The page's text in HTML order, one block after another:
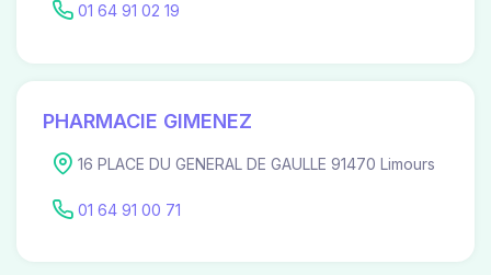
01 64 91 02 19
PHARMACIE GIMENEZ
16 PLACE DU GENERAL DE GAULLE 91470 Limours
01 64 91 00 71